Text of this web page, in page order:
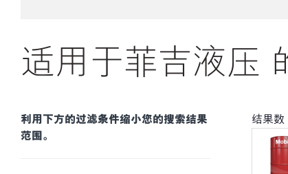
适用于菲吉液压
利用下方的过滤条件缩小您的搜索结果
范围。
结果数